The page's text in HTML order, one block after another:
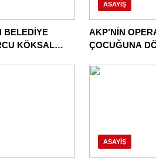
BELEDİYE
KÖKSAL
GÖTÜRÜYOR!
ASAYIŞ
AKP’NİN
ÇOCUĞUNA
DAHA!
ASAYIŞ